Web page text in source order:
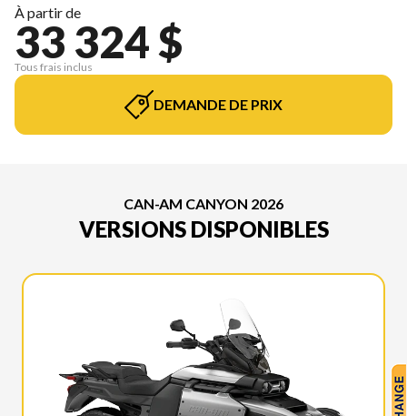
À partir de
33 324 $
Tous frais inclus
DEMANDE DE PRIX
CAN-AM CANYON 2026
VERSIONS DISPONIBLES